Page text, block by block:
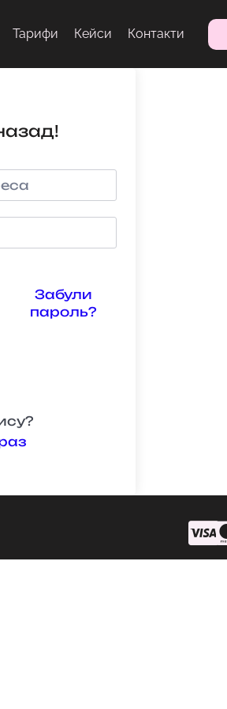
Тарифи Кейси Контакти
Забули
пароль?